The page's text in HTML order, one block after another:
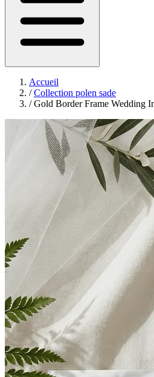
Accueil
/ Collection polen sade
/ Gold Border Frame Wedding